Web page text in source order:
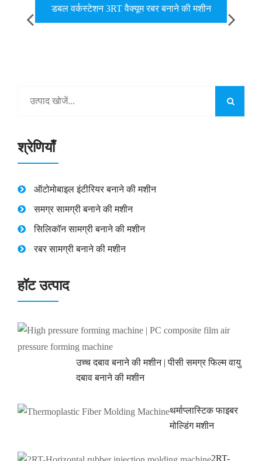
डबल वर्कस्टेशन 3RT वैक्यूम रबर बनाने की मशीन
श्रेणियाँ
ऑटोमोबाइल इंटीरियर बनाने की मशीन
समग्र सामग्री बनाने की मशीन
सिलिकॉन सामग्री बनाने की मशीन
रबर सामग्री बनाने की मशीन
हॉट उत्पाद
उच्च दबाव बनाने की मशीन | पीसी समग्र फिल्म वायु
दबाव बनाने की मशीन
थर्माप्लास्टिक फाइबर
मोल्डिंग मशीन
2RT-